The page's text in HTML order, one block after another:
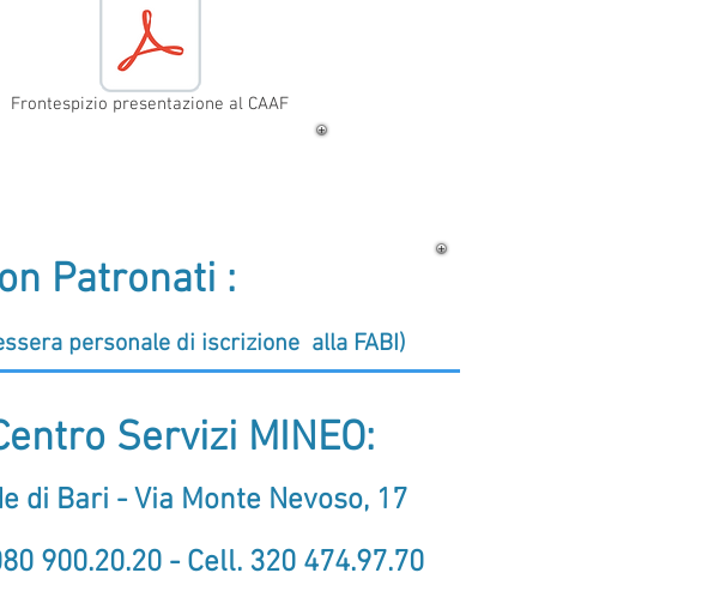
Frontespizio presentazione al CAAF
Patronati :
personale di iscrizione alla FABI)
Servizi MINEO:
di Bari - Via Monte Nevoso, 17
900.20.20 - Cell. 320 474.97.70